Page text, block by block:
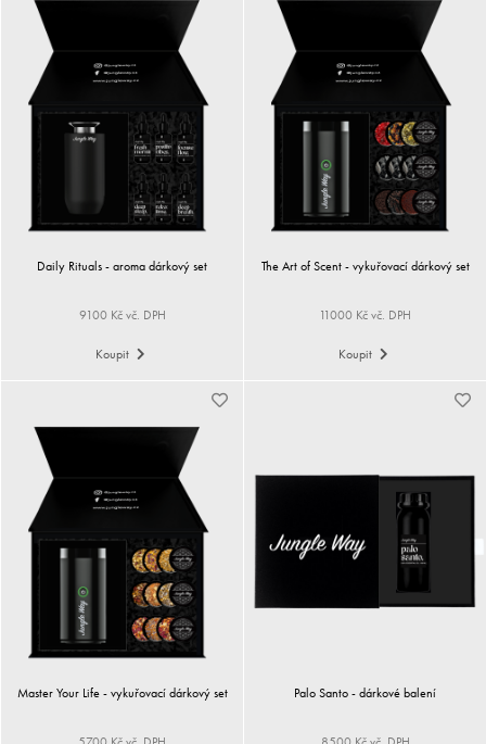
Daily Rituals - aroma dárkový set
9100 Kč vč. DPH
Koupit
The Art of Scent - vykuřovací dárkový set
11000 Kč vč. DPH
Koupit
Master Your Life - vykuřovací dárkový set Palo Santo - dárkové balení